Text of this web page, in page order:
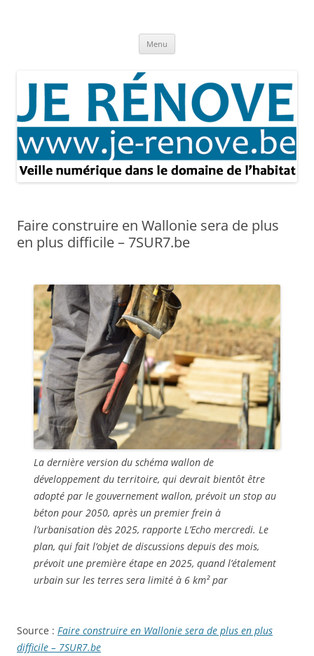
Menu
Faire construire en Wallonie sera de plus
en plus difficile – 7SUR7.be
La dernière version du schéma wallon de
développement du territoire, qui devrait bientôt être
adopté par le gouvernement wallon, prévoit un stop au
béton pour 2050, après un premier frein à
l’urbanisation dès 2025, rapporte L’Echo mercredi. Le
plan, qui fait l’objet de discussions depuis des mois,
prévoit une première étape en 2025, quand l’étalement
urbain sur les terres sera limité à 6 km² par
Source : Faire construire en Wallonie sera de plus en plus
difficile – 7SUR7.be